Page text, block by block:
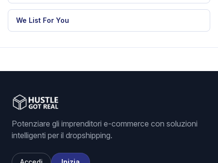
We List For You
Potenziare gli imprenditori e-commerce con soluzioni
intelligenti per il dropshipping.